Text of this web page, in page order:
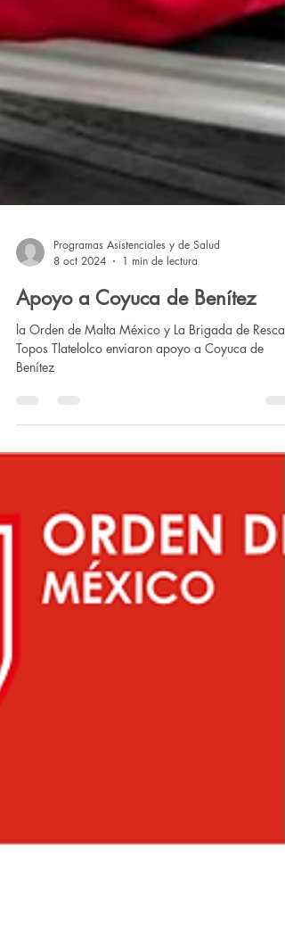
Programas Asistenciales y de Salud
8 oct 2024
1 min de lectura
Apoyo a Coyuca de Benítez
la Orden de Malta México y La Brigada de Rescate